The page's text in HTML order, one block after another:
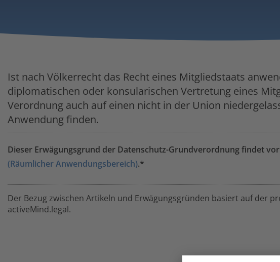
Ist nach Völkerrecht das Recht eines Mitgliedstaats
diplomatischen oder konsularischen Vertretung eines
Verordnung auch auf einen nicht in der Union
Anwendung finden.
Dieser Erwägungsgrund der Datenschutz-Grundverordnung findet
(Räumlicher Anwendungsbereich).*
Der Bezug zwischen Artikeln und Erwägungsgründen basiert auf der
activeMind.legal.